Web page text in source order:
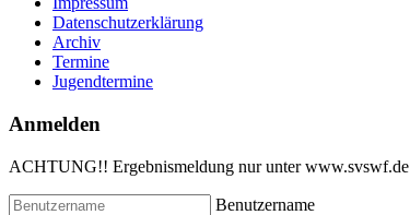
Datenschutzerklärung
Archiv
Termine
Jugendtermine
Anmelden
ACHTUNG!! Ergebnismeldung nur unter www.svswf.de
Benutzername